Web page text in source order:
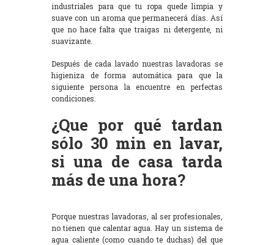
industriales para que tu ropa quede limpia y
suave con un aroma que permanecerá días. Así
que no hace falta que traigas ni detergente, ni
suavizante.
Después de cada lavado nuestras lavadoras se
higieniza de forma automática para que la
siguiente persona la encuentre en perfectas
condiciones.
¿Que por qué tardan
sólo 30 min en lavar,
si una de casa tarda
más de una hora?
Porque nuestras lavadoras, al ser profesionales,
no tienen que calentar agua. Hay un sistema de
agua caliente (como cuando te duchas) del que